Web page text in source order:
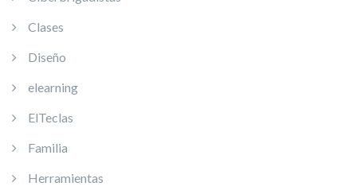
Clases
Diseño
elearning
ElTeclas
Familia
Herramientas